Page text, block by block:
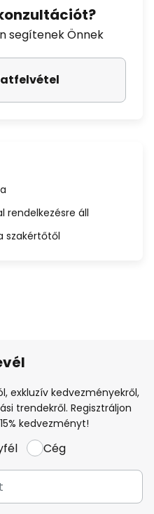
segítenek Önnek
rendelkezésre áll
szakértőtől
exkluzív kedvezményekről,
trendekről. Regisztráljon
kedvezményt!
Cég